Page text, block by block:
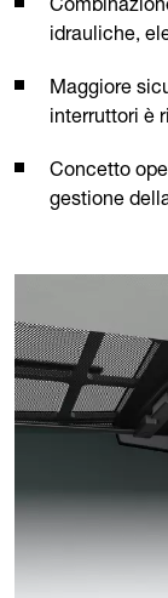
idrauliche,
Maggiore
interruttori è
Concetto
gestione